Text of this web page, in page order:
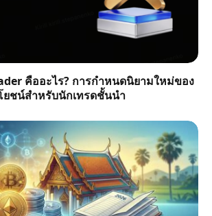
คืออะไร? การกำหนดนิยามใหม่ของ
ยชน์สำหรับนักเทรดชั้นนำ